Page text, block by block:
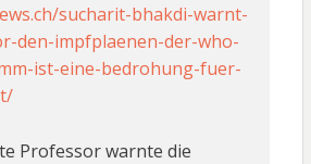
sucharit-bhakdi-warnt-
den-impfplaenen-der-who-
ist-eine-bedrohung-fuer-
Professor warnte die